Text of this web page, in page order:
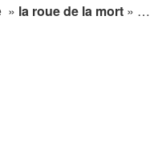
» la roue de la mort » …